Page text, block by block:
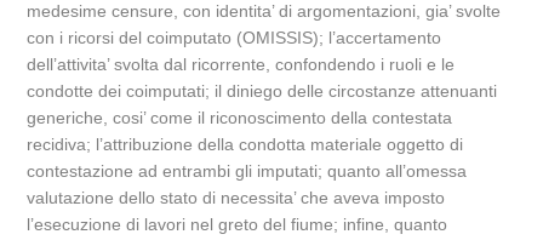
medesime censure, con identita’ di argomentazioni, gia’ svolte
con i ricorsi del coimputato (OMISSIS); l’accertamento
dell’attivita’ svolta dal ricorrente, confondendo i ruoli e le
condotte dei coimputati; il diniego delle circostanze attenuanti
generiche, cosi’ come il riconoscimento della contestata
recidiva; l’attribuzione della condotta materiale oggetto di
contestazione ad entrambi gli imputati; quanto all’omessa
valutazione dello stato di necessita’ che aveva imposto
l’esecuzione di lavori nel greto del fiume; infine, quanto